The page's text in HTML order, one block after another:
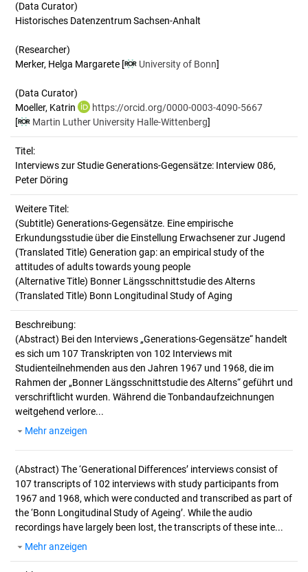
(Data Curator)
Historisches Datenzentrum Sachsen-Anhalt
(Researcher)
Merker, Helga Margarete [
University of Bonn]
(Data Curator)
Moeller, Katrin
https://orcid.org/0000-0003-4090-5667
[
Martin Luther University Halle-Wittenberg]
Titel:
Interviews zur Studie Generations-Gegensätze: Interview 086,
Peter Döring
Weitere Titel:
(Subtitle) Generations-Gegensätze. Eine empirische
Erkundungsstudie über die Einstellung Erwachsener zur Jugend
(Translated Title) Generation gap: an empirical study of the
attitudes of adults towards young people
(Alternative Title) Bonner Längsschnittstudie des Alterns
(Translated Title) Bonn Longitudinal Study of Aging
Beschreibung:
(Abstract) Bei den Interviews „Generations-Gegensätze“ handelt
es sich um 107 Transkripten von 102 Interviews mit
Studienteilnehmenden aus den Jahren 1967 und 1968, die im
Rahmen der „Bonner Längsschnittstudie des Alterns“ geführt und
verschriftlicht wurden. Während die Tonbandaufzeichnungen
weitgehend verlore...
Mehr anzeigen
(Abstract) The ‘Generational Differences’ interviews consist of
107 transcripts of 102 interviews with study participants from
1967 and 1968, which were conducted and transcribed as part of
the ‘Bonn Longitudinal Study of Ageing’. While the audio
recordings have largely been lost, the transcripts of these inte...
Mehr anzeigen